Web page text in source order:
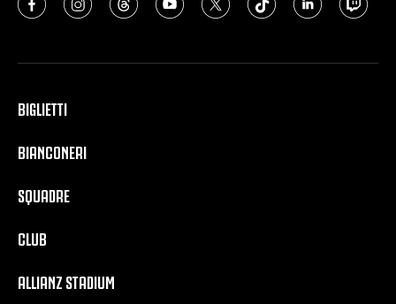
BIGLIETTI
BIANCONERI
SQUADRE
CLUB
ALLIANZ STADIUM